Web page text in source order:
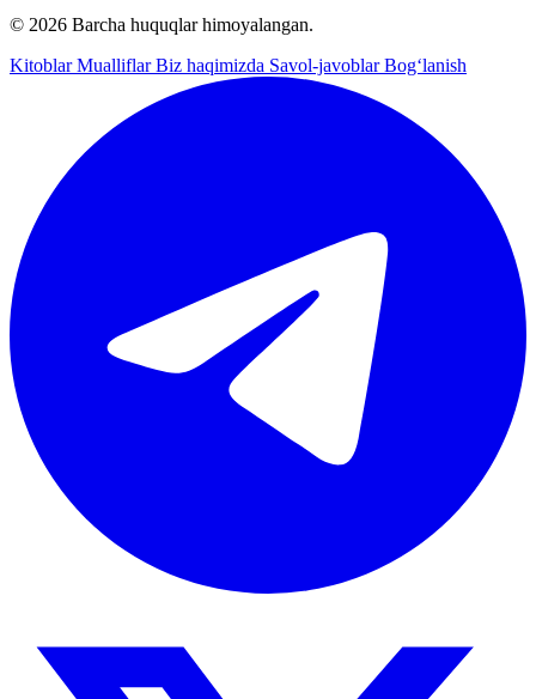
© 2026 Barcha huquqlar himoyalangan.
KitoblarMualliflarBiz haqimizda Savol-javoblarBog‘lanish